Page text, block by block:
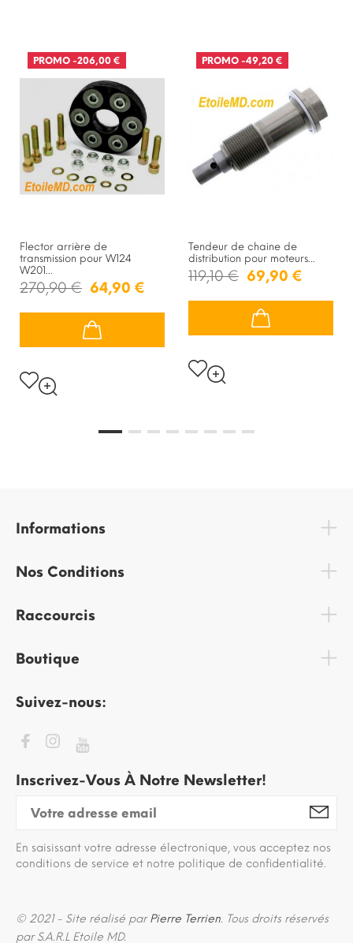
PROMO -206,00 €
Flector arrière de
transmission pour W124
W201...
270,90 € 64,90 €
PROMO -49,20 €
Tendeur de chaine de
distribution pour moteurs...
119,10 € 69,90 €
Informations
Nos Conditions
Raccourcis
Boutique
Suivez-nous:
Inscrivez-Vous À Notre Newsletter!
En saisissant votre adresse électronique, vous acceptez nos
conditions de service et notre politique de confidentialité.
© 2021 - Site réalisé parPierre Terrien. Tous droits réservés
par S.A.R.L Etoile MD.